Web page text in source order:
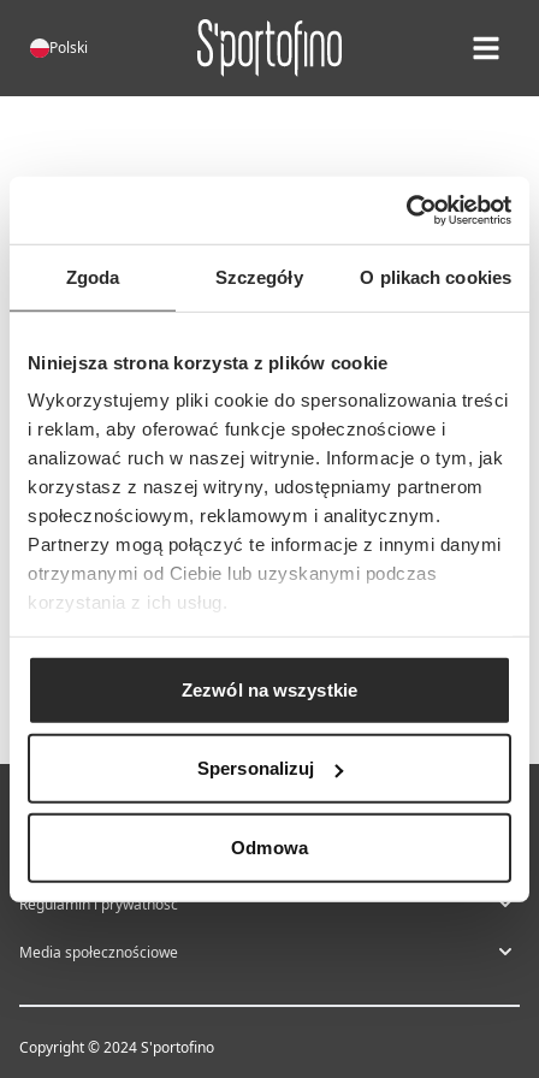
Zgoda Szczegóły O plikach cookies
Niniejsza strona korzysta z plików cookie
Wykorzystujemy pliki cookie do spersonalizowania treści
i reklam, aby oferować funkcje społecznościowe i
analizować ruch w naszej witrynie. Informacje o tym, jak
korzystasz z naszej witryny, udostępniamy partnerom
społecznościowym, reklamowym i analitycznym.
Partnerzy mogą połączyć te informacje z innymi danymi
otrzymanymi od Ciebie lub uzyskanymi podczas
korzystania z ich usług.
Zezwól na wszystkie
Spersonalizuj
Odmowa
Polski Open
Niestety, taka strona nie istnieje.
Możliwe, że adres tej strony się
zmienił lub wpisano nieprawidłowy
O nas
Regulamin i prywatność
Media społecznościowe
Copyright © 2024 S'portofino